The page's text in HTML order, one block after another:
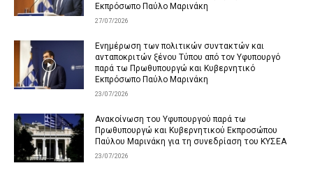
Εκπρόσωπο Παύλο Μαρινάκη
27/07/2026
Ενημέρωση των πολιτικών συντακτών και
ανταποκριτών ξένου Τύπου από τον Υφυπουργό
παρά τω Πρωθυπουργώ και Κυβερνητικό
Εκπρόσωπο Παύλο Μαρινάκη
23/07/2026
Ανακοίνωση του Υφυπουργού παρά τω
Πρωθυπουργώ και Κυβερνητικού Εκπροσώπου
Παύλου Μαρινάκη για τη συνεδρίαση του ΚΥΣΕΑ
23/07/2026